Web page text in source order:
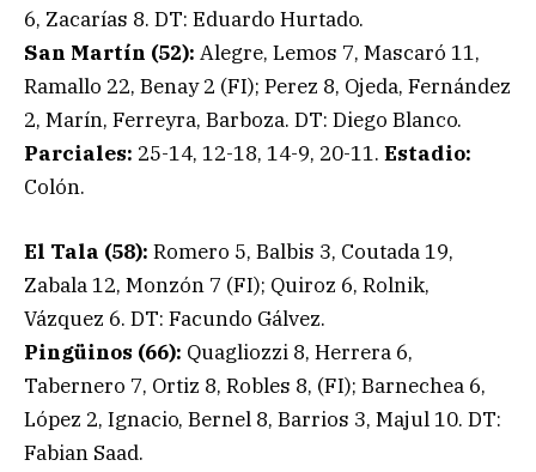
6, Zacarías 8. DT: Eduardo Hurtado.
San Martín (52): Alegre, Lemos 7, Mascaró 11,
Ramallo 22, Benay 2 (FI); Perez 8, Ojeda, Fernández
2, Marín, Ferreyra, Barboza. DT: Diego Blanco.
Parciales: 25-14, 12-18, 14-9, 20-11. Estadio:
Colón.
El Tala (58): Romero 5, Balbis 3, Coutada 19,
Zabala 12, Monzón 7 (FI); Quiroz 6, Rolnik,
Vázquez 6. DT: Facundo Gálvez.
Pingüinos (66): Quagliozzi 8, Herrera 6,
Tabernero 7, Ortiz 8, Robles 8, (FI); Barnechea 6,
López 2, Ignacio, Bernel 8, Barrios 3, Majul 10. DT:
Fabian Saad.